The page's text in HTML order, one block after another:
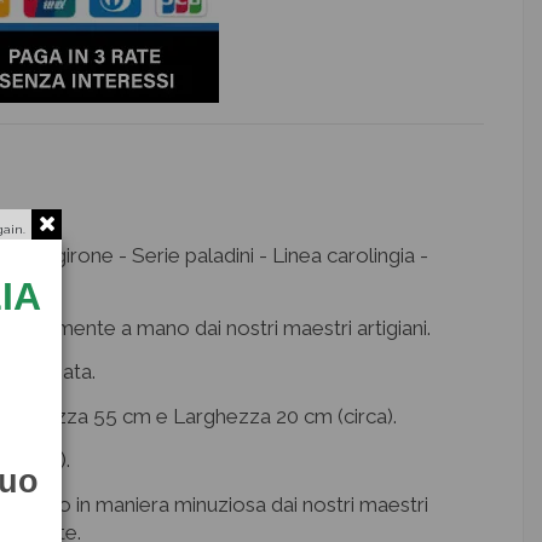
Caltagirone - Serie paladini - Linea carolingia -
a mano dai nostri maestri artigiani.
Altezza 55 cm e Larghezza 20 cm (circa).
(circa).
in maniera minuziosa dai nostri maestri
d’arte.